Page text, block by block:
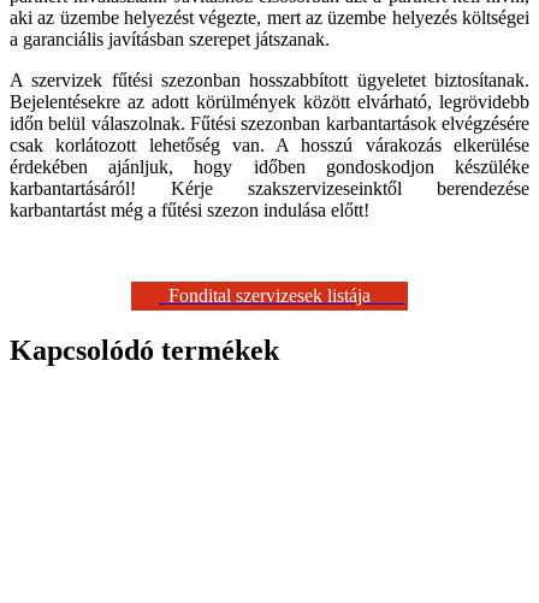
aki az üzembe helyezést végezte, mert az üzembe helyezés költségei
a garanciális javításban szerepet játszanak.
A szervizek fűtési szezonban hosszabbított ügyeletet biztosítanak.
Bejelentésekre az adott körülmények között elvárható, legrövidebb
időn belül válaszolnak. Fűtési szezonban karbantartások elvégzésére
csak korlátozott lehetőség van. A hosszú várakozás elkerülése
érdekében ajánljuk, hogy időben gondoskodjon készüléke
karbantartásáról! Kérje szakszervizeseinktől berendezése
karbantartást még a fűtési szezon indulása előtt!
Fondital szervizesek listája
Kapcsolódó termékek